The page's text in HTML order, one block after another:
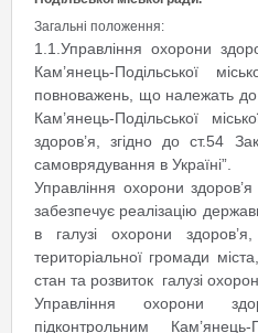
Загальні положення:
1.1.Управління охорони
Кам’янець-Подільської
повноважень, що належать до
Кам’янець-Подільської
здоров’я, згідно до ст.54
самоврядування в Україні”.
Управління охорони
забезпечує реалізацію
в галузі охорони
територіальної громади
стан та розвиток галузі
Управління охорони
підконтрольним Кам’янець-